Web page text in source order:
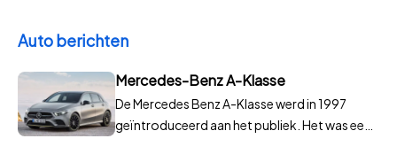
Auto berichten
Mercedes-Benz A-Klasse
De Mercedes Benz A-Klasse werd in 1997
geïntroduceerd aan het publiek. Het was een